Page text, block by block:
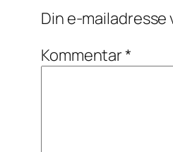
Din e-
Kommentar*